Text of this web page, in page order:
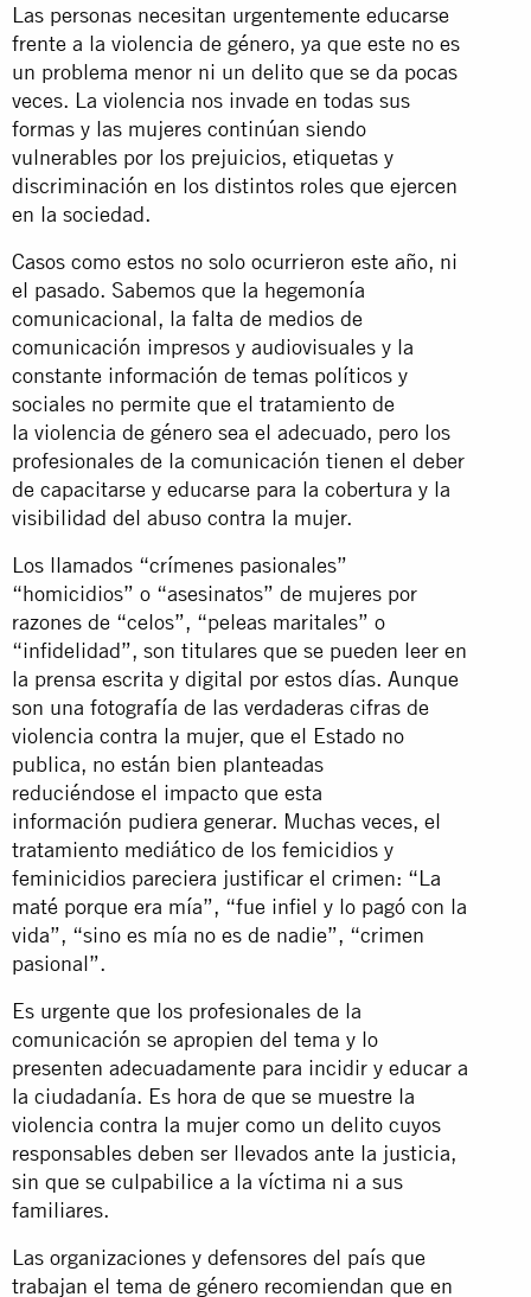
Las personas necesitan urgentemente educarse
frente a la violencia de género, ya que este no es
un problema menor ni un delito que se da pocas
veces. La violencia nos invade en todas sus
formas y las mujeres continúan siendo
vulnerables por los prejuicios, etiquetas y
discriminación en los distintos roles que ejercen
en la sociedad.
Casos como estos no solo ocurrieron este año, ni
el pasado. Sabemos que la hegemonía
comunicacional, la falta de medios de
comunicación impresos y audiovisuales y la
constante información de temas políticos y
sociales no permite que el tratamiento de
la violencia de género sea el adecuado, pero los
profesionales de la comunicación tienen el deber
de capacitarse y educarse para la cobertura y la
visibilidad del abuso contra la mujer.
Los llamados “crímenes pasionales”
“homicidios” o “asesinatos” de mujeres por
razones de “celos”, “peleas maritales” o
“infidelidad”, son titulares que se pueden leer en
la prensa escrita y digital por estos días. Aunque
son una fotografía de las verdaderas cifras de
violencia contra la mujer, que el Estado no
publica, no están bien planteadas
reduciéndose el impacto que esta
información pudiera generar. Muchas veces, el
tratamiento mediático de los femicidios y
feminicidios pareciera justificar el crimen: “La
maté porque era mía”, “fue infiel y lo pagó con la
vida”, “sino es mía no es de nadie”, “crimen
pasional”.
Es urgente que los profesionales de la
comunicación se apropien del tema y lo
presenten adecuadamente para incidir y educar a
la ciudadanía. Es hora de que se muestre la
violencia contra la mujer como un delito cuyos
responsables deben ser llevados ante la justicia,
sin que se culpabilice a la víctima ni a sus
familiares.
Las organizaciones y defensores del país que
trabajan el tema de género recomiendan que en